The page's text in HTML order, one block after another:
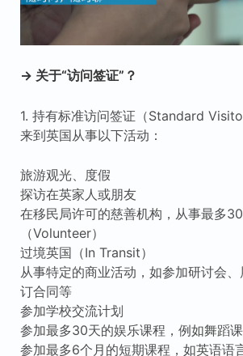
→ 关于“访问签证”？
1. 持有标准访问签证（Standard
来到英国从事以下活动：
旅游观光、度假
探访在英家人或朋友
在移民局许可的慈善机构，从事最多
（Volunteer）
过境英国（In Transit）
从事特定的商业活动，如参加研讨会
订合同等
参加学校交流计划
参加最多30天的娱乐课程，例如舞蹈
参加最多6个月的短期课程，如英语语